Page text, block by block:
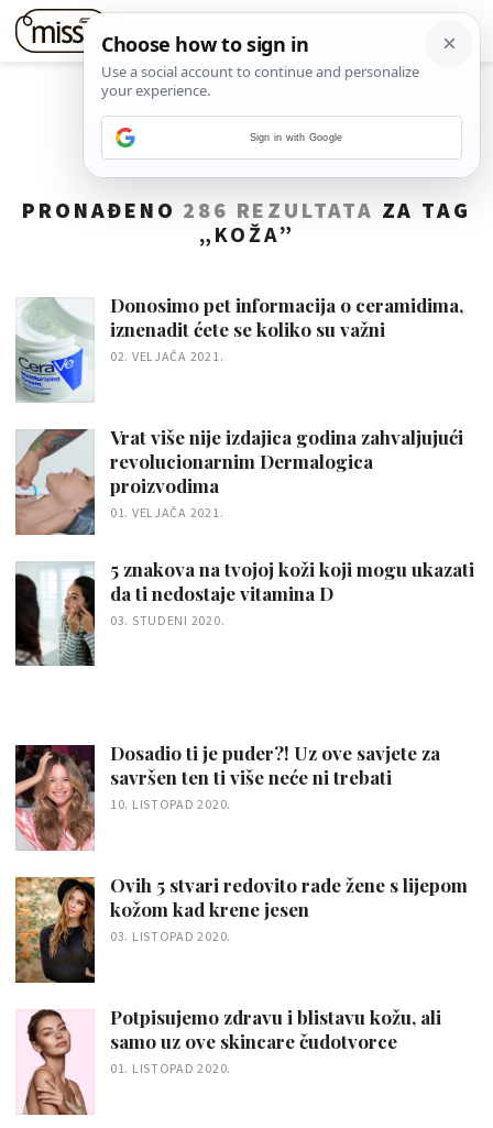
PRONAĐENO 286 REZULTATA ZA TAG
„ KOŽA”
Donosimo pet informacija o ceramidima,
iznenadit ćete se koliko su važni
02. VELJAČA 2021.
Vrat više nije izdajica godina zahvaljujući
revolucionarnim Dermalogica
proizvodima
01. VELJAČA 2021.
5 znakova na tvojoj koži koji mogu ukazati
da ti nedostaje vitamina D
03. STUDENI 2020.
Dosadio ti je puder?! Uz ove savjete za
savršen ten ti više neće ni trebati
10. LISTOPAD 2020.
Ovih 5 stvari redovito rade žene s lijepom
kožom kad krene jesen
03. LISTOPAD 2020.
Potpisujemo zdravu i blistavu kožu, ali
samo uz ove skincare čudotvorce
01. LISTOPAD 2020.
Sign in with Google